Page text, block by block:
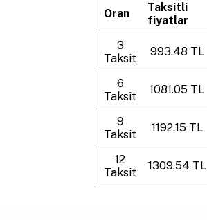
Oran
Taksitli
fiyatlar
3
Taksit
993.48 TL
6
Taksit
1081.05 TL
9
Taksit
1192.15 TL
12
Taksit
1309.54 TL